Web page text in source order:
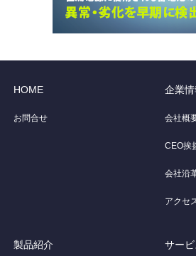
HOME
お問合せ
企業情
会社概
CEO挨
会社沿
アクセ
製品紹介 サー